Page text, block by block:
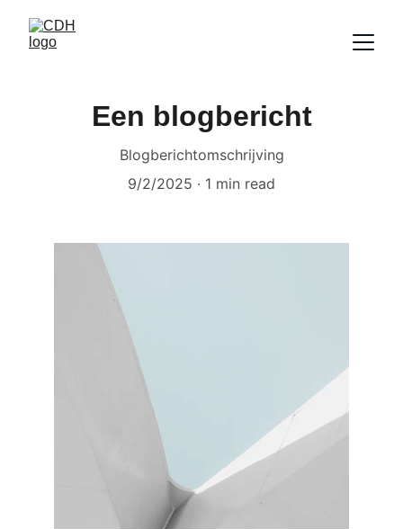
Een blogbericht
Blogberichtomschrijving
9/2/2025
1 min read